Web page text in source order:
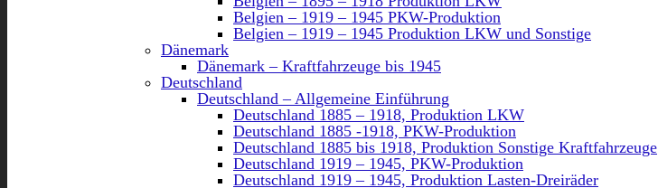
Belgien – 1919 – 1945 PKW-Produktion
Belgien – 1919 – 1945 Produktion LKW und Sonstige
Dänemark
Dänemark – Kraftfahrzeuge bis 1945
Deutschland
Deutschland – Allgemeine Einführung
Deutschland 1885 – 1918, Produktion LKW
Deutschland 1885 -1918, PKW-Produktion
Deutschland 1885 bis 1918, Produktion Sonstige Kraftfahrzeuge
Deutschland 1919 – 1945, PKW-Produktion
Deutschland 1919 – 1945, Produktion Lasten-Dreiräder